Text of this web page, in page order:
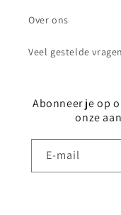
Over ons
Veel gestelde vragen
Abonneer je op
onze
E‑mail